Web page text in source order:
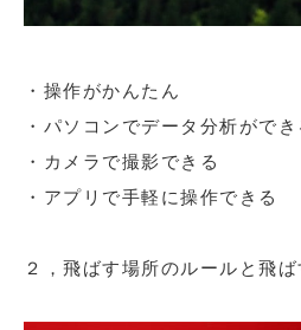
・操作がかんたん
・パソコンでデータ分析ができ
・カメラで撮影できる
・アプリで手軽に操作できる
２，飛ばす場所のルールと飛